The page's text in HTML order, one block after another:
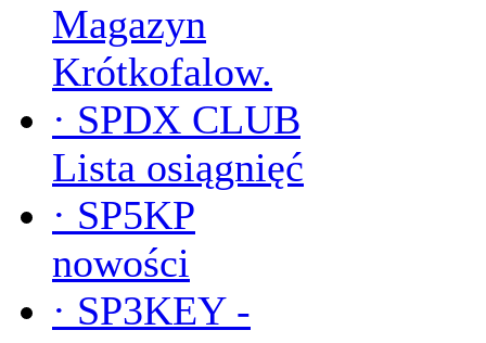
Magazyn
Krótkofalow.
· SPDX CLUB
Lista osiągnięć
· SP5KP
nowości
· SP3KEY -